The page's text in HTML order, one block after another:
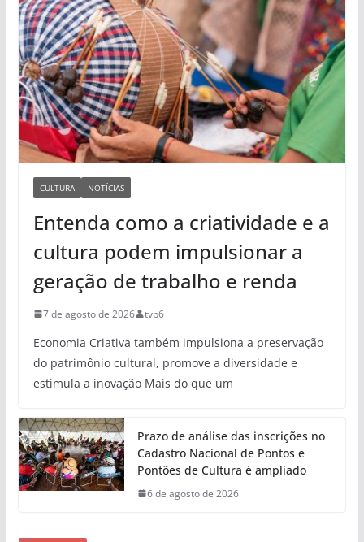
CULTURA NOTÍCIAS
Entenda como a criatividade e a
cultura podem impulsionar a
geração de trabalho e renda
7 de agosto de 2026 tvp6
Economia Criativa também impulsiona a preservação
do patrimônio cultural, promove a diversidade e
estimula a inovação Mais do que um
Prazo de análise das inscrições no
Cadastro Nacional de Pontos e
Pontões de Cultura é ampliado
6 de agosto de 2026